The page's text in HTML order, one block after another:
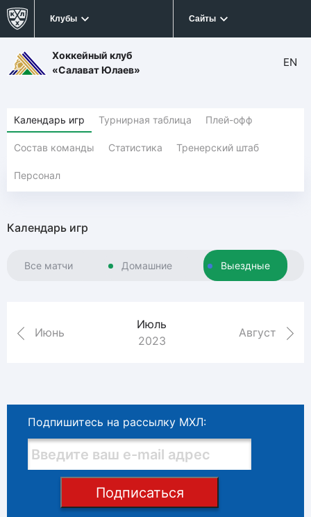
Клубы Сайты
Хоккейный клуб
«Салават Юлаев»
EN
Календарь игр Турнирная таблица Плей-офф
Состав команды Статистика Тренерский штаб
Персонал
Календарь игр
Все матчи Домашние Выездные
Июнь
Июль
2023
Август
Подпишитесь на рассылку МХЛ:
Подписаться